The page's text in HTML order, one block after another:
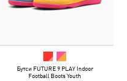
Бутси FUTURE 9 PLAY Indoor
Football Boots Youth